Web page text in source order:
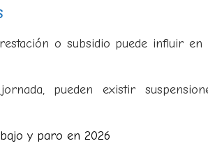
o subsidio puede influir en
pueden existir
y paro en 2026